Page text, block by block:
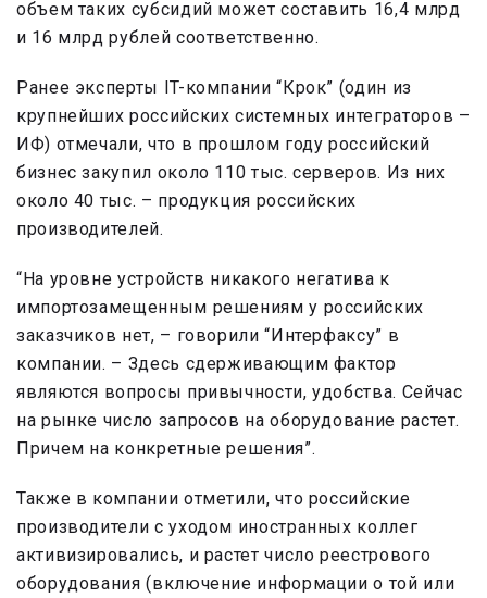
объем таких субсидий может составить 16,4 млрд
и 16 млрд рублей соответственно.
Ранее эксперты IT-компании “Крок” (один из
крупнейших российских системных интеграторов –
ИФ) отмечали, что в прошлом году российский
бизнес закупил около 110 тыс. серверов. Из них
около 40 тыс. – продукция российских
производителей.
“На уровне устройств никакого негатива к
импортозамещенным решениям у российских
заказчиков нет, – говорили “Интерфаксу” в
компании. – Здесь сдерживающим фактор
являются вопросы привычности, удобства. Сейчас
на рынке число запросов на оборудование растет.
Причем на конкретные решения”.
Также в компании отметили, что российские
производители с уходом иностранных коллег
активизировались, и растет число реестрового
оборудования (включение информации о той или